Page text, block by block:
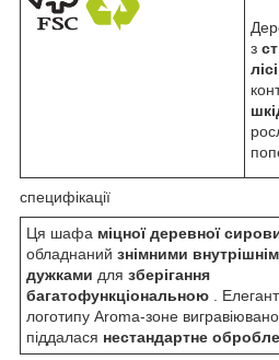
з
специфікації
Ця шафа міцної деревної
обладнаний знімними
дужками для зберігання
багатофункціональною .
логотипу Aroma-зоне
піддалася нестандартне